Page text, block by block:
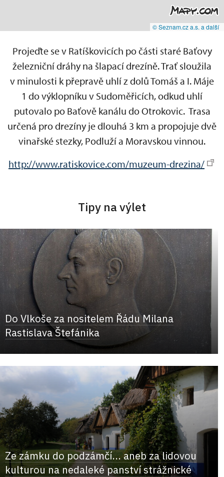
© Seznam.cz a.s. a další
Projeďte se v Ratíškovicích po části staré Baťovy
železniční dráhy na šlapací drezíně. Trať sloužila
v minulosti k přepravě uhlí z dolů Tomáš a I. Máje
1 do výklopníku v Sudoměřicích, odkud uhlí
putovalo po Baťově kanálu do Otrokovic. Trasa
určená pro drezíny je dlouhá 3 km a propojuje dvě
vinařské stezky, Podluží a Moravskou vinnou.
http://www.ratiskovice.com/muzeum-drezina/
Tipy na výlet
Do Vlkoše za nositelem Řádu Milana
Rastislava Štefánika
Ze zámku do podzámčí... aneb za lidovou
kulturou na nedaleké panství strážnické